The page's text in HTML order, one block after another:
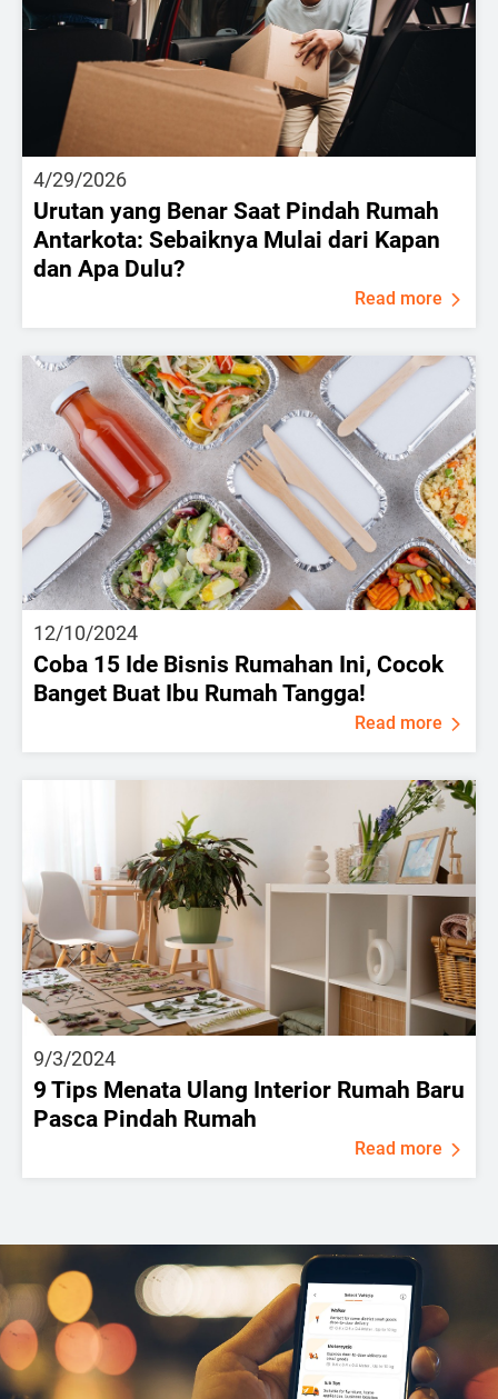
4/29/2026
Urutan yang Benar Saat Pindah Rumah
Antarkota: Sebaiknya Mulai dari Kapan
dan Apa Dulu?
Read more
12/10/2024
Coba 15 Ide Bisnis Rumahan Ini, Cocok
Banget Buat Ibu Rumah Tangga!
Read more
9/3/2024
9 Tips Menata Ulang Interior Rumah Baru
Pasca Pindah Rumah
Read more